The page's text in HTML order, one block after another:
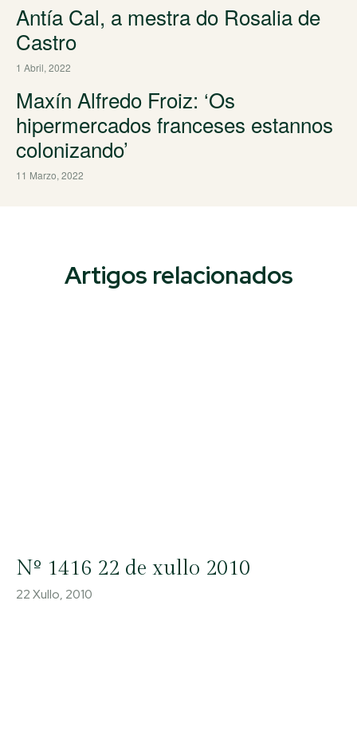
Antía Cal, a mestra do Rosalia de
Castro
1 Abril, 2022
Maxín Alfredo Froiz: ‘Os
hipermercados franceses estannos
colonizando’
11 Marzo, 2022
Artigos relacionados
Nº 1416 22 de xullo 2010
22 Xullo, 2010